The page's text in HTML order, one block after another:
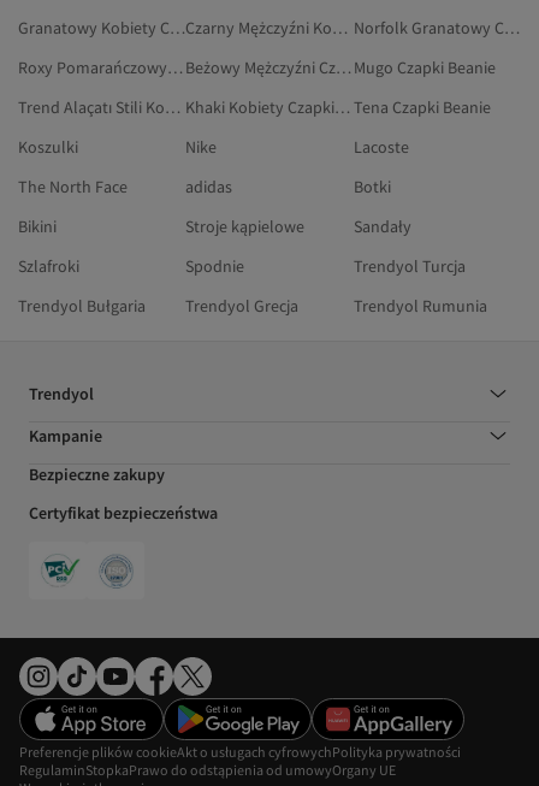
Granatowy Kobiety Czapki Beanie
Czarny Mężczyźni Komplet: Szalik, Czapka I Rękawiczki
Norfolk Granatowy Czapki Beanie
Roxy Pomarańczowy Czapki Beanie
Beżowy Mężczyźni Czapki, Berety I Rękawiczki Mugo Czapki Beanie
Trend Alaçatı Stili Kobiety Czapki Beanie
Khaki Kobiety Czapki Beanie Tena Czapki Beanie
Koszulki
Nike
Lacoste
The North Face
adidas
Botki
Bikini
Stroje kąpielowe
Sandały
Szlafroki
Spodnie
Trendyol Turcja
Trendyol Bułgaria
Trendyol Grecja Trendyol Rumunia
Trendyol
Kampanie
Bezpieczne zakupy
Certyfikat bezpieczeństwa
Preferencje plików cookieAkt o usługach cyfrowychPolityka prywatności
RegulaminStopkaPrawo do odstąpienia od umowyOrgany UE